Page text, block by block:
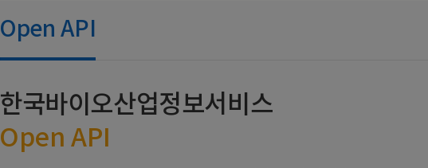
Open API
한국바이오산업정보서비스
Open API